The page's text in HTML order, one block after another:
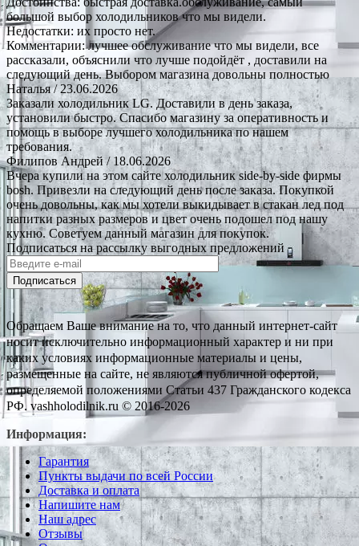
большой выбор холодильников что мы видели.
Недостатки: их просто нет.
Комментарии: лучшее обслуживание что мы видели, все
рассказали, объяснили что лучше подойдёт , доставили на
следующий день. Выбором магазина довольны полностью
Наталья/ 23.06.2026
Заказали холодильник LG. Доставили в день заказа,
установили быстро. Спасибо магазину за оперативность и
помощь в выборе лучшего холодильника по нашем
требования.
Филипов Андрей/ 18.06.2026
Вчера купили на этом сайте холодильник side-by-side фирмы
bosh. Привезли на следующий день после заказа. Покупкой
очень довольны, как мы хотели выкидывает в стакан лед под
напитки разных размеров и цвет очень подошел под нашу
кухню. Советуем данный магазин для покупок.
Подписаться на рассылку выгодных предложений
Подписаться
Обращаем Ваше внимание на то, что данный интернет-сайт
носит исключительно информационный характер и ни при
каких условиях информационные материалы и цены,
размещенные на сайте, не являются публичной офертой,
определяемой положениями Статьи 437 Гражданского кодекса
РФ. vashholodilnik.ru © 2016-2026
Информация:
Гарантия
Пункты выдачи по всей России
Доставка и оплата
Напишите нам
Наш адрес
Отзывы